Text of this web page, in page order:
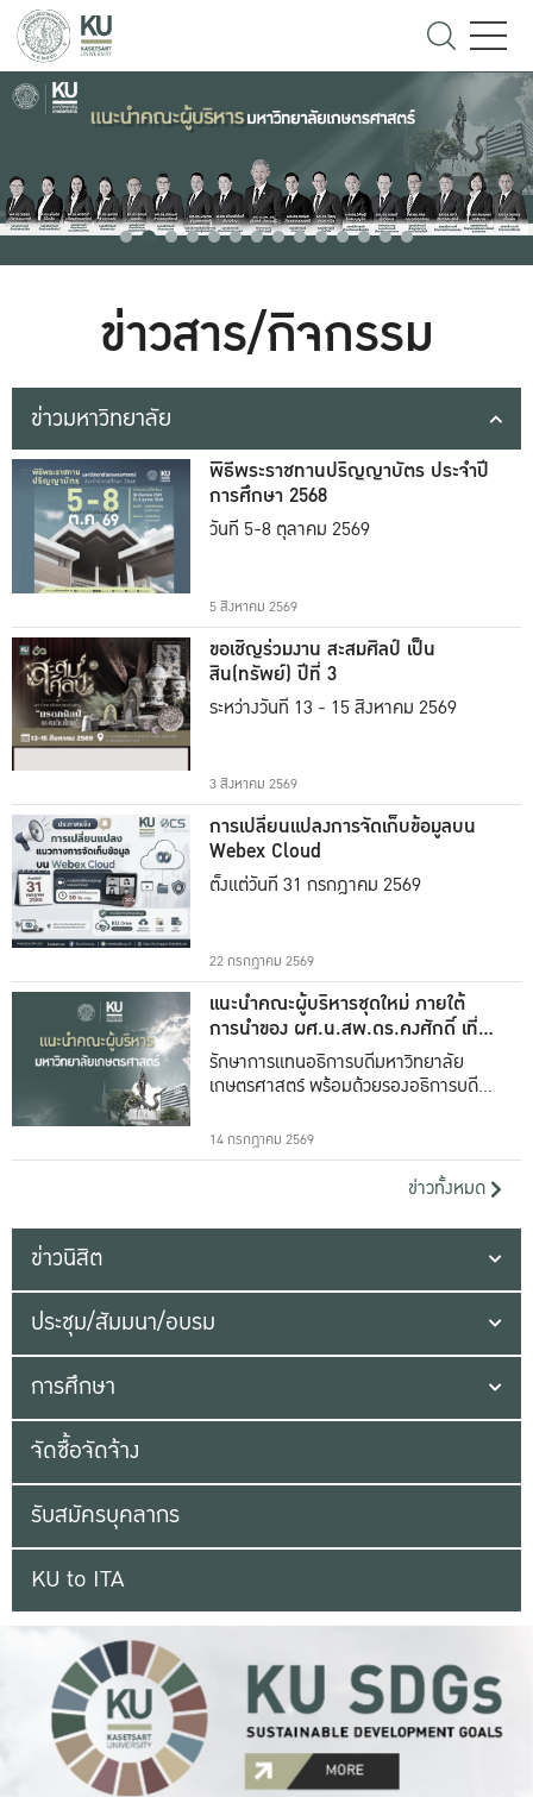
ข่าวสาร/กิจกรรม
ข่าวมหาวิทยาลัย
พิธีพระราชทานปริญญาบัตร ประจำปี
การศึกษา 2568
วันที่ 5-8 ตุลาคม 2569
5 สิงหาคม 2569
ขอเชิญร่วมงาน สะสมศิลป์ เป็น
สิน(ทรัพย์) ปีที่ 3
ระหว่างวันที่ 13 - 15 สิงหาคม 2569
3 สิงหาคม 2569
การเปลี่ยนแปลงการจัดเก็บข้อมูลบน
Webex Cloud
ตั้งแต่วันที่ 31 กรกฎาคม 2569
22 กรกฎาคม 2569
แนะนำคณะผู้บริหารชุดใหม่ ภายใต้
การนำของ ผศ.น.สพ.ดร.คงศักดิ์ เที่ยง
ธรรม
รักษาการแทนอธิการบดีมหาวิทยาลัย
เกษตรศาสตร์ พร้อมด้วยรองอธิการบดีทั้ง
14 กรกฎาคม 2569
ข่าวทั้งหมด
ข่าวนิสิต
ประชุม/สัมมนา/อบรม
การศึกษา
จัดซื้อจัดจ้าง
รับสมัครบุคลากร
KU to ITA